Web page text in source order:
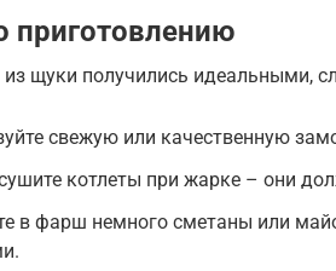
приготовлению
щуки получились идеальными,
свежую или качественную
котлеты при жарке – они
в фарш немного сметаны или